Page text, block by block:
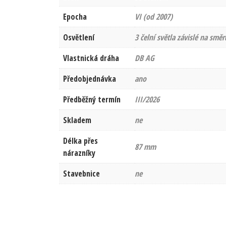
Epocha
VI (od 2007)
Osvětlení
3 čelní světla závislé na
Vlastnická dráha
DB AG
Předobjednávka
ano
Předběžný termín
III/2026
Skladem
ne
Délka přes
nárazníky
87 mm
Stavebnice ne